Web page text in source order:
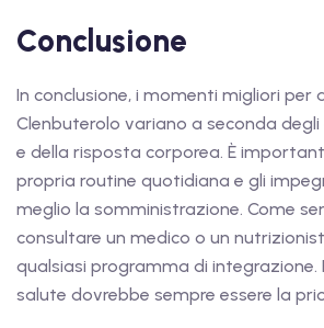
Conclusione
In conclusione, i momenti migliori per
Clenbuterolo variano a seconda
e della risposta corporea. È
propria routine quotidiana e gli
meglio la somministrazione. Come
consultare un medico o un
qualsiasi programma di integrazione.
salute dovrebbe sempre essere la